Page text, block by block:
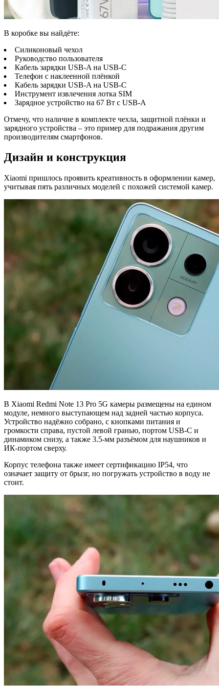
В коробке вы найдёте:
Силиконовый чехол
Руководство пользователя
Кабель зарядки USB-A на USB-C
Телефон с наклеенной плёнкой
Кабель зарядки USB-A на USB-C
Инструмент извлечения лотка SIM
Зарядное устройство на 67 Вт с USB-A
Отмечу, что наличие в комплекте чехла, защитной плёнки и
зарядного устройства – это пример для подражания другим
производителям смартфонов.
Дизайн и конструкция
Xiaomi пришлось проявить креативность в оформлении камер,
учитывая пять различных моделей с похожей системой камер.
В Xiaomi Redmi Note 13 Pro 5G камеры размещены на едином
модуле, немного выступающем над задней частью корпуса.
Устройство надёжно собрано, с кнопками питания и
громкости справа, пустой левой гранью, портом USB-C и
динамиком снизу, а также 3.5-мм разъёмом для наушников и
ИК-портом сверху.
Корпус телефона также имеет сертификацию IP54, что
означает защиту от брызг, но погружать устройство в воду не
стоит.